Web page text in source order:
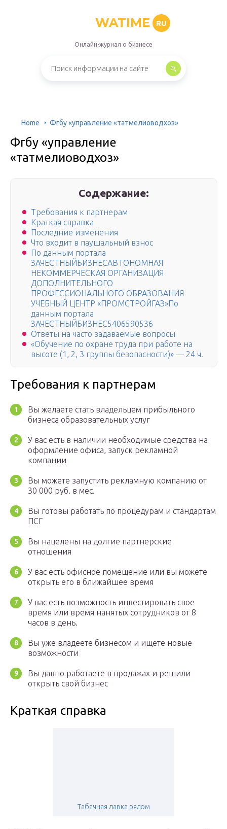
WATIME RU
Онлайн-журнал о бизнесе
Home Фгбу «управление «татмелиоводхоз»
Фгбу «управление
«татмелиоводхоз»
Содержание:
Требования к партнерам
Краткая справка
Последние изменения
Что входит в паушальный взнос
По данным портала
ЗАЧЕСТНЫЙБИЗНЕСАВТОНОМНАЯ
НЕКОММЕРЧЕСКАЯ ОРГАНИЗАЦИЯ
ДОПОЛНИТЕЛЬНОГО
ПРОФЕССИОНАЛЬНОГО ОБРАЗОВАНИЯ
УЧЕБНЫЙ ЦЕНТР «ПРОМСТРОЙГАЗ»По
данным портала
ЗАЧЕСТНЫЙБИЗНЕС5406590536
Ответы на часто задаваемые вопросы
«Обучение по охране труда при работе на
высоте (1, 2, 3 группы безопасности)» — 24 ч.
Требования к партнерам
Вы желаете стать владельцем прибыльного
бизнеса образовательных услуг
У вас есть в наличии необходимые средства на
оформление офиса, запуск рекламной
компании
Вы можете запустить рекламную компанию от
30 000 руб. в мес.
Вы готовы работать по процедурам и стандартам
ПСГ
Вы нацелены на долгие партнерские
отношения
У вас есть офисное помещение или вы можете
открыть его в ближайшее время
У вас есть возможность инвестировать свое
время или время нанятых сотрудников от 8
часов в день.
Вы уже владеете бизнесом и ищете новые
возможности
Вы давно работаете в продажах и решили
открыть свой бизнес
Краткая справка
Табачная лавка рядом